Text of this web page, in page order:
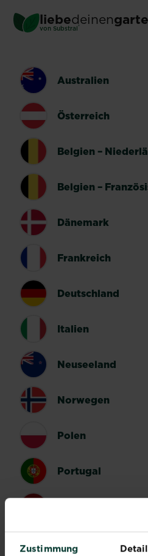
Zustimmung
main
liebedeinen
von Substral ®
Australien
Österreich
Belgien –
Belgien –
Dänemark
Frankreich
Deutschland
Italien
Neuseeland
Norwegen
Polen
Portugal